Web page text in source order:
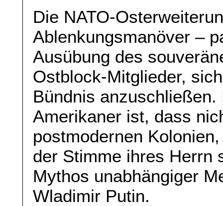
Die NATO-
Ablenkungsmanöver –
Ausübung des
Ostblock-Mitglieder,
Bündnis
Amerikaner ist, dass
postmodernen
der Stimme ihres Herrn
Mythos unabhängiger
Wladimir Putin.